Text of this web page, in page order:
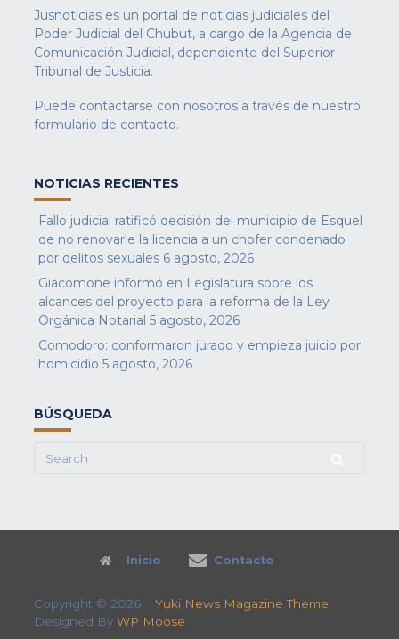
Jusnoticias es un portal de noticias judiciales del
Poder Judicial del Chubut, a cargo de la Agencia de
Comunicación Judicial, dependiente del Superior
Tribunal de Justicia.
Puede contactarse con nosotros a través de nuestro
formulario de contacto.
NOTICIAS RECIENTES
Fallo judicial ratificó decisión del municipio de Esquel
de no renovarle la licencia a un chofer condenado
por delitos sexuales 6 agosto, 2026
Giacomone informó en Legislatura sobre los
alcances del proyecto para la reforma de la Ley
Orgánica Notarial 5 agosto, 2026
Comodoro: conformaron jurado y empieza juicio por
homicidio 5 agosto, 2026
BÚSQUEDA
Search
Inicio Contacto
Copyright © 2026 Yuki News Magazine Theme
Designed By WP Moose